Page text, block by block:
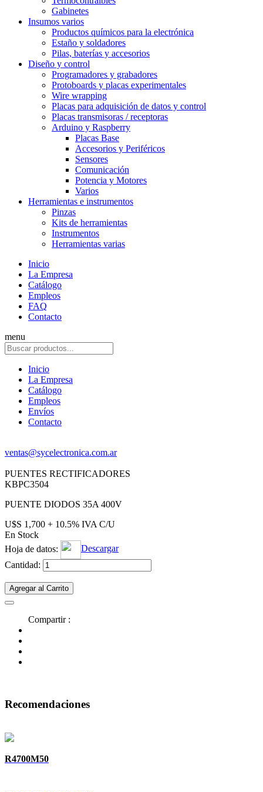
Gabinetes
Insumos varios
Productos químicos para la electrónica
Estaño y soldadores
Pilas, baterías y accesorios
Diseño y control
Programadores y grabadores
Protoboards y placas experimentales
Wire wrapping
Placas para adquisición de datos y control
Placas transmisoras / receptoras
Arduino y Raspberry
Placas Base
Accesorios y Periféricos
Sensores
Comunicación
Potencia y Motores
Varios
Herramientas e instrumentos
Pinzas
Kits de herramientas
Instrumentos
Herramientas varias
Inicio
La Empresa
Catálogo
Empleos
FAQ
Contacto
menu
Inicio
La Empresa
Catálogo
Empleos
Envíos
Contacto
ventas@sycelectronica.com.ar
PUENTES RECTIFICADORES
KBPC3504
PUENTE DIODOS 35A 400V
U$S 1,700 + 10.5% IVA C/U
En Stock
Hoja de datos:
Descargar
Cantidad:
Agregar al Carrito
Compartir :
Recomendaciones
R4700M50